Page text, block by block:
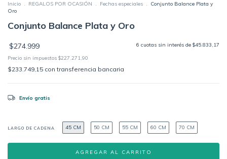
Inicio . REGALOS POR OCASIÓN . Fechas especiales .
Conjunto Balance Plata y
Oro
Conjunto Balance Plata y Oro
$274.999 6 cuotas sin interés de $45.833,17
Precio sin impuestos $227.271,90
$233.749,15 con transferencia bancaria
Envío gratis
LARGO DE CADENA 45 CM 50 CM 55 CM 60 CM 70 CM